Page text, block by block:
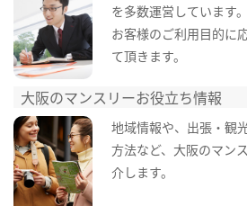
を多数運営しています。
お客様のご利用目的に
て頂きます。
大阪のマンスリーお役立ち情報
地域情報や、出張・観
方法など、大阪のマン
介します。